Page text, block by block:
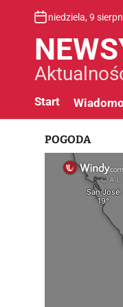
niedziela, 9
Start
POGODA